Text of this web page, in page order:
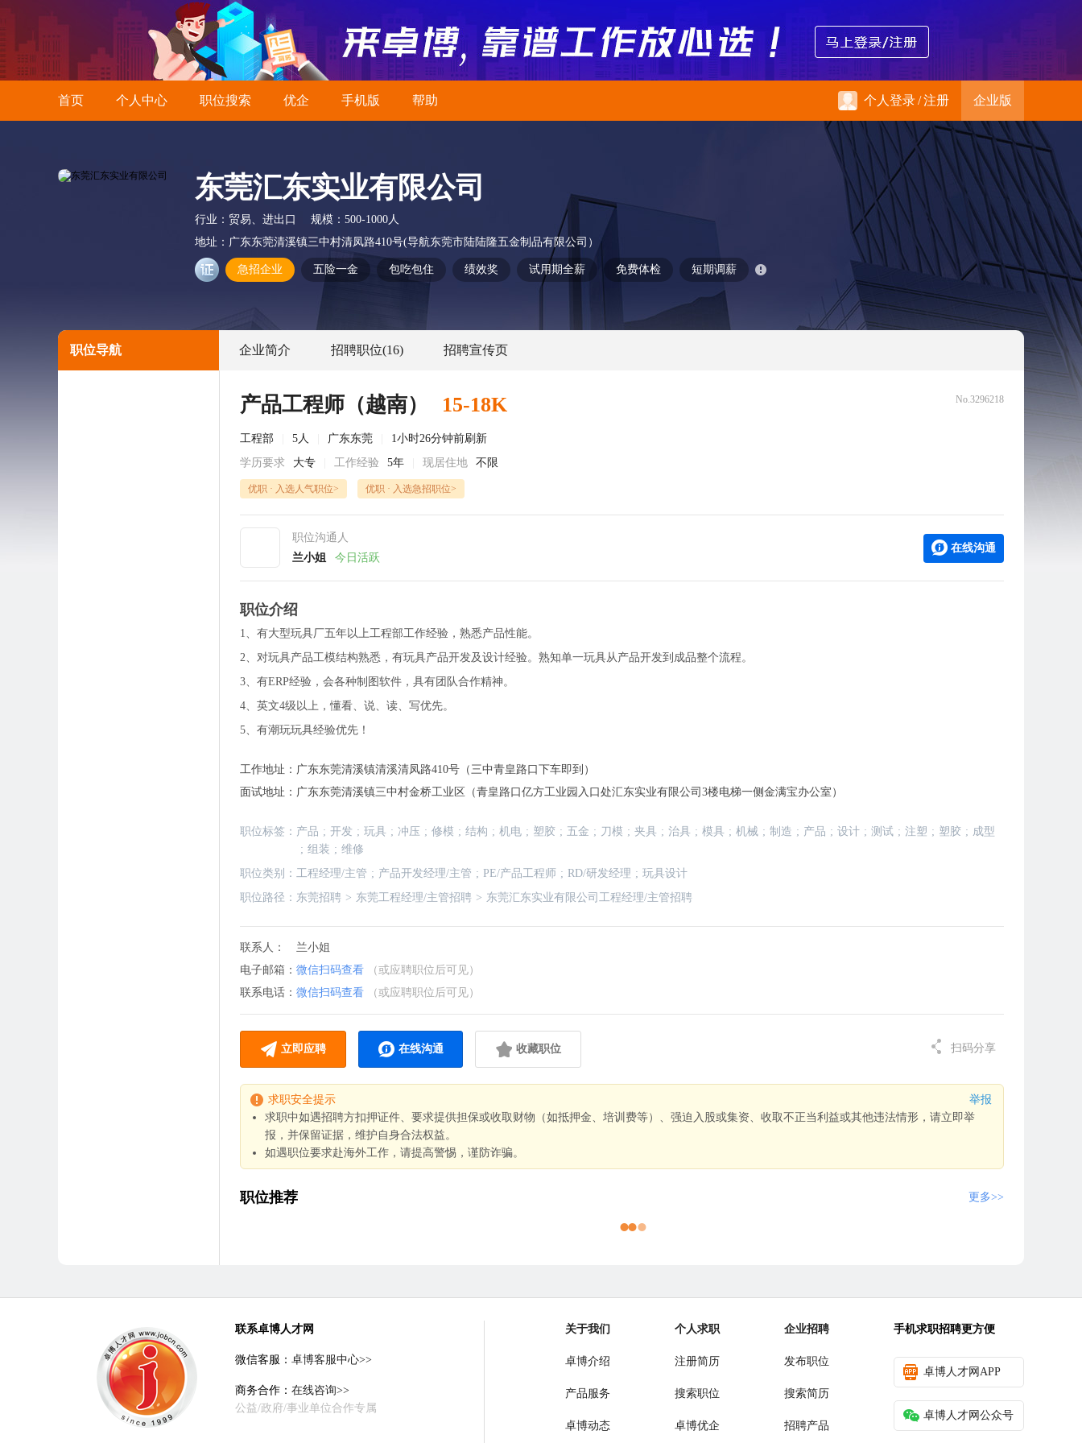
首页 个人中心 职位搜索 优企 手机版 帮助 个人登录/注册 企业版
东莞汇东实业有限公司
行业： 贸易、进出口 规模： 500-1000人
地址： 广东东莞清溪镇三中村清凤路410号(导航东莞市陆陆隆五金制品有限公司）
急招企业 五险一金 包吃包住 绩效奖 试用期全薪 免费体检 短期调薪
职位导航 企业简介 招聘职位(16) 招聘宣传页
产品工程师（越南） 15-18K No.3296218
工程部 5人 广东东莞
1小时26分钟前刷新
学历要求
大专 工作经验 5年 现居住地 不限
优职 · 入选人气职位> 优职 · 入选急招职位>
职位沟通人
兰小姐
今日活跃
在线沟通
职位介绍
1、有大型玩具厂五年以上工程部工作经验，熟悉产品性能。
2、对玩具产品工模结构熟悉，有玩具产品开发及设计经验。熟知单一玩具从产品开发到成品整个流程。
3、有ERP经验，会各种制图软件，具有团队合作精神。
4、英文4级以上，懂看、说、读、写优先。
5、有潮玩玩具经验优先！
工作地址： 广东东莞清溪镇清溪清凤路410号（三中青皇路口下车即到）
面试地址： 广东东莞清溪镇三中村金桥工业区（青皇路口亿方工业园入口处汇东实业有限公司3楼电梯一侧金满宝办公室）
职位标签： 产品 ; 开发 ; 玩具 ; 冲压 ; 修模 ; 结构 ; 机电 ; 塑胶 ; 五金 ; 刀模 ; 夹具 ; 治具 ; 模具 ; 机械 ; 制造 ; 产品 ; 设计 ; 测试 ; 注塑 ; 塑胶 ; 成型
; 组装 ; 维修
职位类别： 工程经理/主管 ; 产品开发经理/主管 ; PE/产品工程师 ; RD/研发经理 ; 玩具设计
职位路径： 东莞招聘 > 东莞工程经理/主管招聘 > 东莞汇东实业有限公司工程经理/主管招聘
联系人：
兰小姐
电子邮箱： 微信扫码查看
（或应聘职位后可见）
联系电话： 微信扫码查看 （或应聘职位后可见）
立即应聘 在线沟通 收藏职位 扫码分享
求职安全提示
举报
求职中如遇招聘方扣押证件、要求提供担保或收取财物（如抵押金、培训费等）、强迫入股或集资、收取不正当利益或其他违法情形，请立即举
报，并保留证据，维护自身合法权益。
如遇职位要求赴海外工作，请提高警惕，谨防诈骗。
职位推荐 更多>>
联系卓博人才网
微信客服： 卓博客服中心>>
商务合作： 在线咨询>>
公益/政府/事业单位合作专属
关于我们
卓博介绍
产品服务
卓博动态
个人求职
注册简历
搜索职位
卓博优企
企业招聘
发布职位
搜索简历
招聘产品
手机求职招聘更方便
卓博人才网APP
卓博人才网公众号